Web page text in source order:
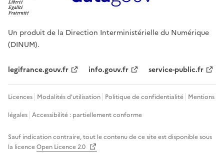
Un produit de la Direction Interministérielle du Numérique
(DINUM).
legifrance.gouv.fr info.gouv.fr service-public.fr
Licences Modalités d'utilisation Politique de confidentialité Mentions
légales Accessibilité : partiellement conforme
Sauf indication contraire, tout le contenu de ce site est disponible sous
la licenceOpen Licence 2.0